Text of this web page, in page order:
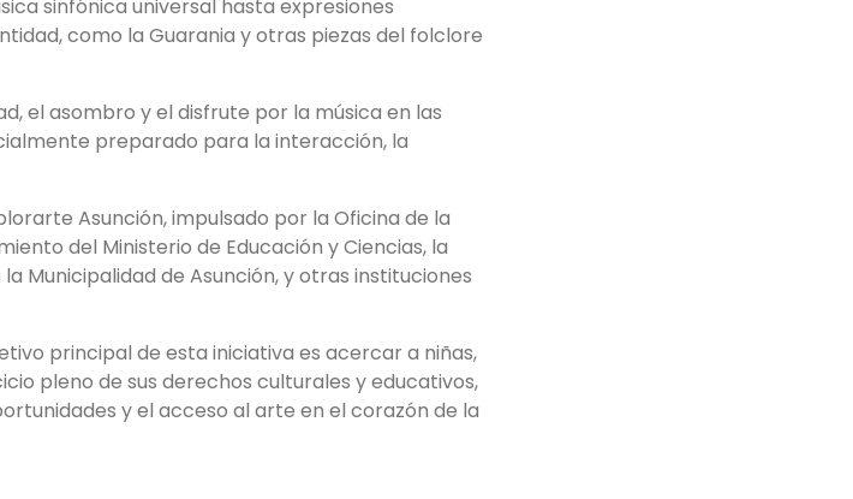
sinfónica universal hasta expresiones
como la Guarania y otras piezas del folclore
el asombro y el disfrute por la música en las
preparado para la interacción, la
Asunción, impulsado por la Oficina de la
del Ministerio de Educación y Ciencias, la
Municipalidad de Asunción, y otras instituciones
principal de esta iniciativa es acercar a niñas,
pleno de sus derechos culturales y educativos,
y el acceso al arte en el corazón de la